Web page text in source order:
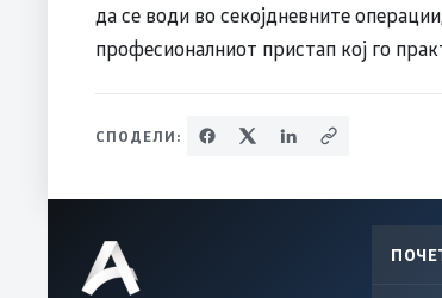
да се води во секојдневните
професионалниот пристап кој го
СПОДЕЛИ: